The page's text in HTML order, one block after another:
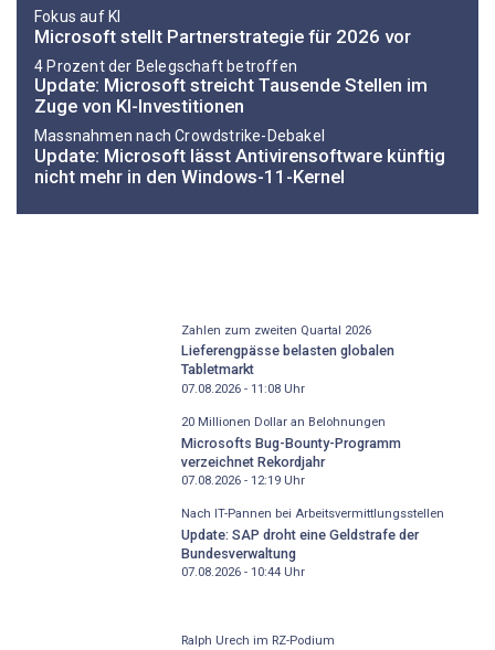
Fokus auf KI
Microsoft stellt Partnerstrategie für 2026 vor
4 Prozent der Belegschaft betroffen
Update: Microsoft streicht Tausende Stellen im
Zuge von KI-Investitionen
Massnahmen nach Crowdstrike-Debakel
Update: Microsoft lässt Antivirensoftware künftig
nicht mehr in den Windows-11-Kernel
Zahlen zum zweiten Quartal 2026
Lieferengpässe belasten globalen
Tabletmarkt
07.08.2026 - 11:08Uhr
20 Millionen Dollar an Belohnungen
Microsofts Bug-Bounty-Programm
verzeichnet Rekordjahr
07.08.2026 - 12:19Uhr
Nach IT-Pannen bei Arbeitsvermittlungsstellen
Update: SAP droht eine Geldstrafe der
Bundesverwaltung
07.08.2026 - 10:44Uhr
Ralph Urech im RZ-Podium